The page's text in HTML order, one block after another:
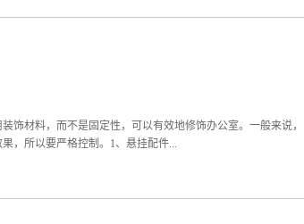
后开始设计【此时不收费】。三、设计方案北京办公室装修开
（常用材料：石膏板吊顶，矿棉板/硅钙板吊顶，喷漆，方
四部分：开工预付款、中期进度款、后期进度款、竣工尾款。
格的细节，要注意不能一味的光看重低价，而忽略少项漏项避
饰材料，而不是固定性，可以有效地修饰办公室。一般来说，
，所以要严格控制。1、悬挂配件...
视物质保障外，对工作环境的质量也有更高的追求。可以美丽